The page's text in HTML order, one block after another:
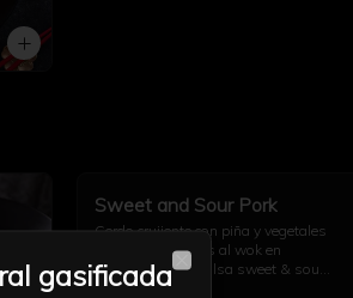
Sweet and Sour Pork
Cerdo crujiente con piña y vegetales
frescos, salteados al wok en
nuestra clásica salsa sweet & sour
con arroz a elección
gasificada